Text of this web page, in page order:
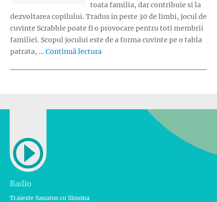
toata familia, dar contribuie si la
dezvoltarea copilului. Tradus in peste 30 de limbi, jocul de
cuvinte Scrabble poate fi o provocare pentru toti membrii
familiei. Scopul jocului este de a forma cuvinte pe o tabla
patrata, … Continuă lectura
Radio
Traieste Sanatos cu Simona